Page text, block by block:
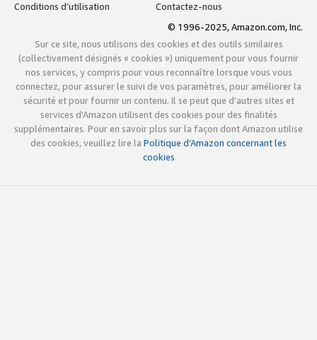
Conditions d’utilisation
Contactez-nous
© 1996-2025, Amazon.com, Inc.
Sur ce site, nous utilisons des cookies et des outils similaires
(collectivement désignés « cookies ») uniquement pour vous fournir
nos services, y compris pour vous reconnaître lorsque vous vous
connectez, pour assurer le suivi de vos paramètres, pour améliorer la
sécurité et pour fournir un contenu. Il se peut que d’autres sites et
services d’Amazon utilisent des cookies pour des finalités
supplémentaires. Pour en savoir plus sur la façon dont Amazon utilise
des cookies, veuillez lire la Politique d’Amazon concernant les
cookies